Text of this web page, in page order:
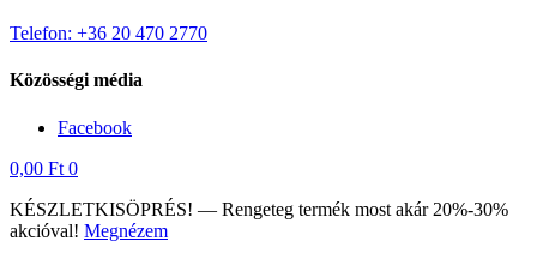
Telefon: +36 20 470 2770
Közösségi média
Facebook
0,00 Ft 0
KÉSZLETKISÖPRÉS! — Rengeteg termék most akár 20%-30%
akcióval! Megnézem